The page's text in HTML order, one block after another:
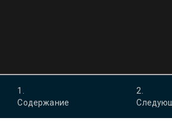
1
Содержание
2